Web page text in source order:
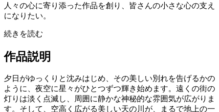
人々の心に寄り添った作品を創り、皆さんの小さな心の支え
になりたい。
続きを読む
作品説明
夕日がゆっくりと沈みはじめ、その美しい別れを告げるかの
ように、夜空に星々がひとつずつ輝き始めます。遠くの街の
灯りは淡く点滅し、周囲に静かな神秘的な雰囲気が広がりま
す。そして、空高く広がる美しい天の川が、まるで地上の一